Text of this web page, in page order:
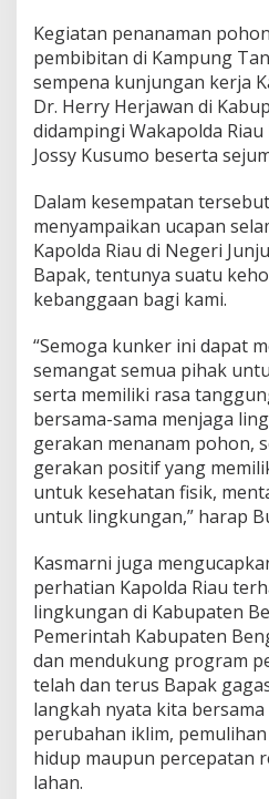
d
a
n
P
e
n
g
i
j
a
u
a
n
e
b
i
b
i
t
a
n
K
m
p
u
n
g
T
a
n
g
g
u
Kegiatan penanaman
pembibitan di Kampung
sempena kunjungan kerja
Dr. Herry Herjawan di
didampingi Wakapolda
Jossy Kusumo beserta
Dalam kesempatan
menyampaikan ucapan
Kapolda Riau di Negeri
Bapak, tentunya suatu
kebanggaan bagi kami.
“Semoga kunker ini dapat
semangat semua pihak
serta memiliki rasa
bersama-sama menjaga
gerakan menanam pohon,
gerakan positif yang
untuk kesehatan fisik,
untuk lingkungan,” harap
Kasmarni juga
perhatian Kapolda Riau
lingkungan di Kabupaten
Pemerintah Kabupaten
dan mendukung program
telah dan terus Bapak
langkah nyata kita
perubahan iklim,
hidup maupun percepatan
lahan.